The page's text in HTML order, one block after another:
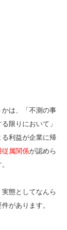
は、「不測の事
限りにおいて」
利益が企業に帰
従属関係が認めら
態としてなんら
があります。